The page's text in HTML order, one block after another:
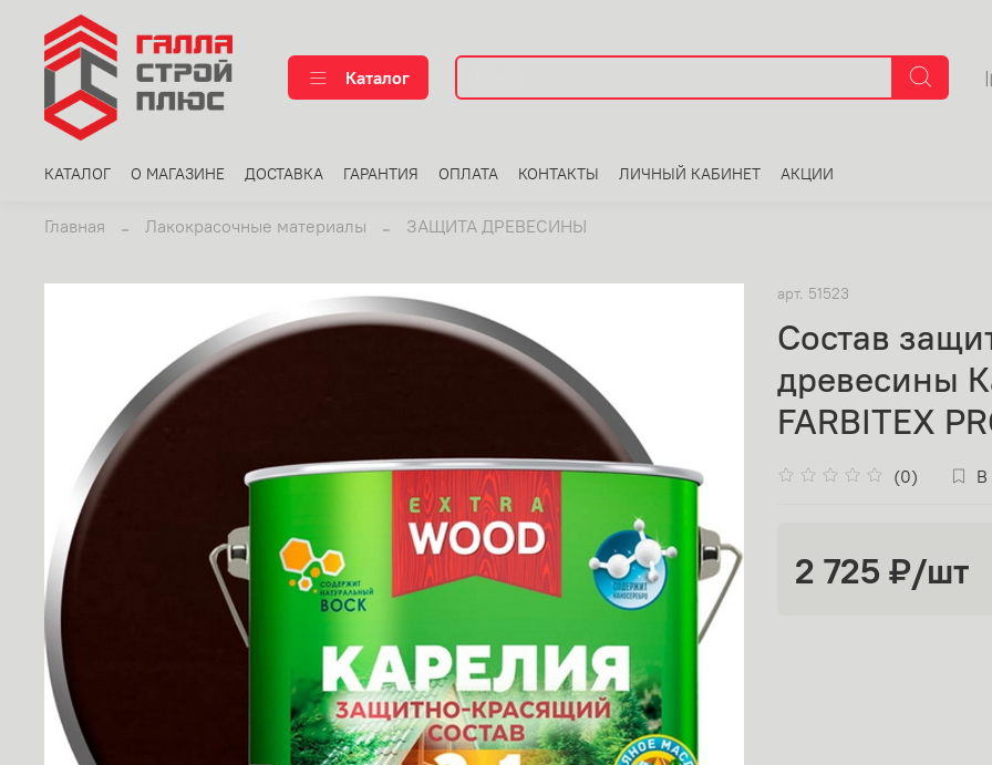
Каталог
КАТАЛОГ О МАГАЗИНЕ ДОСТАВКА ГАРАНТИЯ ОПЛАТА КОНТАКТЫ ЛИЧНЫЙ КАБИНЕТ АКЦИИ
Главная Лакокрасочные материалы ЗАЩИТА ДРЕВЕСИНЫ
арт. 51523
Состав
древесины
FARBITEX
(0) В
2 725 ₽/шт